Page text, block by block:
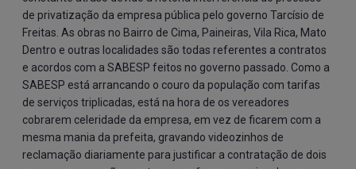
de privatização da empresa pública pelo governo Tarcísio de
Freitas. As obras no Bairro de Cima, Paineiras, Vila Rica, Mato
Dentro e outras localidades são todas referentes a contratos
e acordos com a SABESP feitos no governo passado. Como a
SABESP está arrancando o couro da população com tarifas
de serviços triplicadas, está na hora de os vereadores
cobrarem celeridade da empresa, em vez de ficarem com a
mesma mania da prefeita, gravando videozinhos de
reclamação diariamente para justificar a contratação de dois